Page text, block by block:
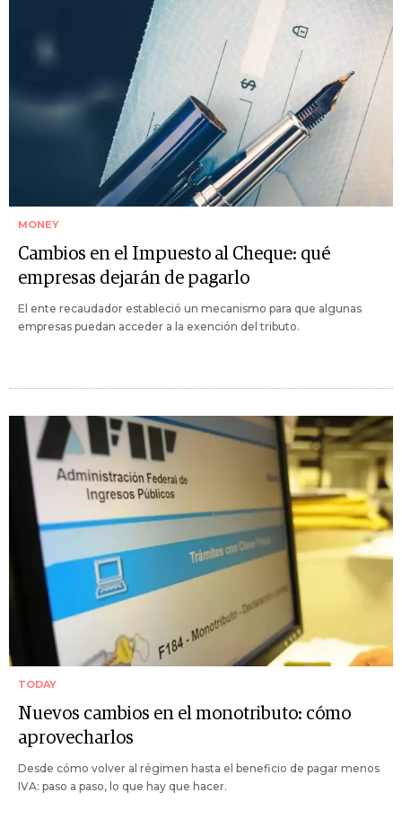
MONEY
Cambios en el Impuesto al Cheque: qué
empresas dejarán de pagarlo
El ente recaudador estableció un mecanismo para que algunas
empresas puedan acceder a la exención del tributo.
TODAY
Nuevos cambios en el monotributo: cómo
aprovecharlos
Desde cómo volver al régimen hasta el beneficio de pagar menos
IVA: paso a paso, lo que hay que hacer.